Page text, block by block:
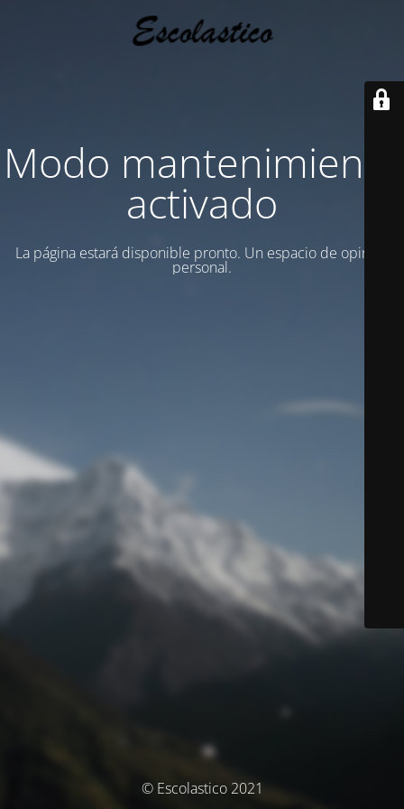
Modo mantenimiento
activado
La página estará disponible pronto. Un espacio de opinion
personal.
© Escolastico 2021